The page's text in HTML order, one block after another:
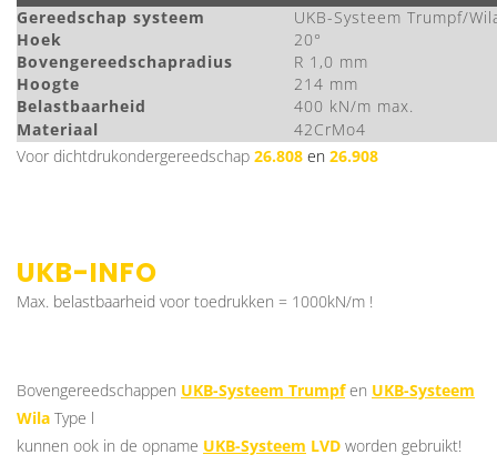
Gereedschap systeem
UKB-Systeem Trumpf/
Hoek
20°
Bovengereedschapradius
R 1,0 mm
Hoogte
214 mm
Belastbaarheid
400 kN/m max.
Materiaal
42CrMo4
Voor dichtdrukondergereedschap 26.808 en 26.908
UKB-INFO
Max. belastbaarheid voor toedrukken = 1000kN/m !
Bovengereedschappen UKB-Systeem Trumpfen UKB-Systeem
Wila Type l
kunnen ook in de opname UKB-Systeem LVD worden gebruikt!